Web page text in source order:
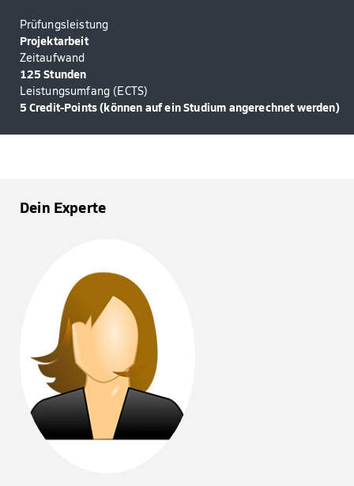
Prüfungsleistung
Projektarbeit
Zeitaufwand
125 Stunden
Leistungsumfang (ECTS)
5 Credit-Points (können auf ein Studium angerechnet werden)
Dein Experte